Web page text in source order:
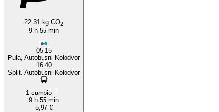
22.31 kg CO2
9 h 55 min
05:15
Pula, Autobusni Kolodvor
16:40
Split, Autobusni Kolodvor
1 cambio
9 h 55 min
5,97 €